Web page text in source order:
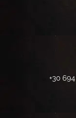
+30